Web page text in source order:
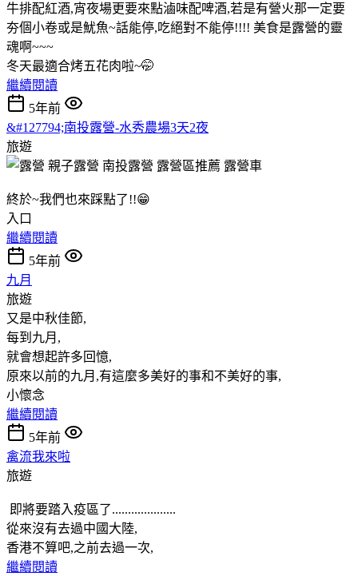
牛排配紅酒,宵夜場更要來點滷味配啤酒,若是有營火那一定要
夯個小卷或是魷魚~話能停,吃絕對不能停!!!! 美食是露營的靈
魂啊~~~
冬天最適合烤五花肉啦~🤭
繼續閱讀
5年前
&#127794;南投露營-水秀農場3天2夜
旅遊
終於~我們也來踩點了!!😁
入口
繼續閱讀
5年前
九月
旅遊
又是中秋佳節,
每到九月,
就會想起許多回憶,
原來以前的九月,有這麼多美好的事和不美好的事,
小懷念
繼續閱讀
5年前
禽流我來啦
旅遊
即將要踏入疫區了....................
從來沒有去過中國大陸,
香港不算吧,之前去過一次,
繼續閱讀